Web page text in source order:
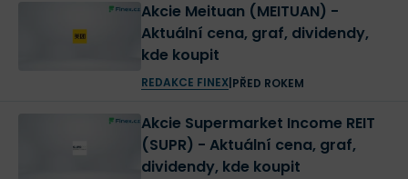
Akcie Meituan (MEITUAN) -
Aktuální cena, graf, dividendy,
kde koupit
REDAKCE FINEX| PŘED ROKEM
Akcie Supermarket Income REIT
(SUPR) - Aktuální cena, graf,
dividendy, kde koupit